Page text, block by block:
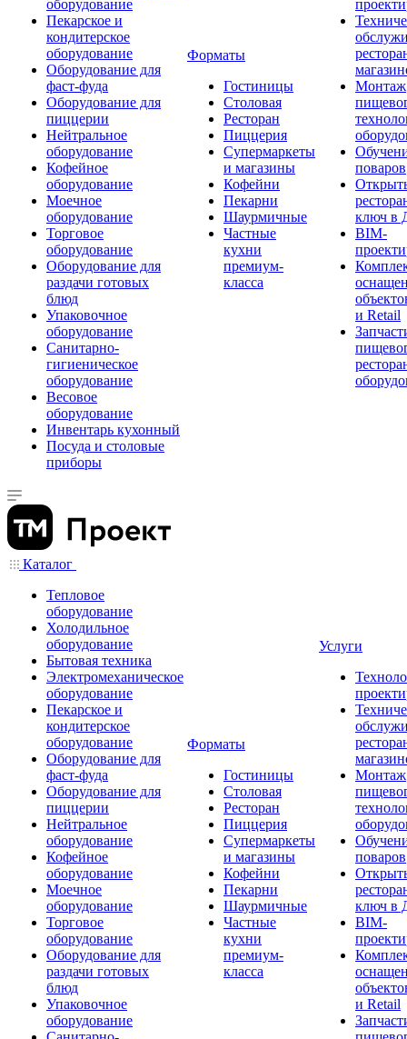
оборудование
Пекарское и
кондитерское
оборудование
Оборудование для
фаст-фуда
Оборудование для
пиццерии
Нейтральное
оборудование
Кофейное
оборудование
Моечное
оборудование
Торговое
оборудование
Оборудование для
раздачи готовых
блюд
Упаковочное
оборудование
Санитарно-
гигиеническое
оборудование
Весовое
оборудование
Инвентарь кухонный
Посуда и столовые
приборы
Форматы
Гостиницы
Столовая
Ресторан
Пиццерия
Супермаркеты
и магазины
Кофейни
Пекарни
Шаурмичные
Частные
кухни
премиум-
класса
Монтаж
поваров
ключ в
BIM-
и Retail
Каталог
Тепловое
оборудование
Холодильное
оборудование
Бытовая техника
Электромеханическое
оборудование
Пекарское и
кондитерское
оборудование
Оборудование для
фаст-фуда
Оборудование для
пиццерии
Нейтральное
оборудование
Кофейное
оборудование
Моечное
оборудование
Торговое
оборудование
Оборудование для
раздачи готовых
блюд
Упаковочное
оборудование
Форматы
Гостиницы
Столовая
Ресторан
Пиццерия
Супермаркеты
и магазины
Кофейни
Пекарни
Шаурмичные
Частные
кухни
премиум-
класса
Услуги
Монтаж
поваров
ключ в
BIM-
и Retail